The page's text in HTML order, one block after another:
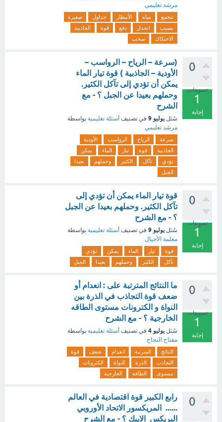
مرشد تعليمي
تتجمع مياه الأمطار جداول
صغيرة
بسبب
انحدار دفع قوة
الجاذبية
الاحتكاك
سحب
0
تصويتات
1
إجابة
(سرعة – الرياح – الرواسب –
الأودية – الجاذبية ) قوة تيار الماء
يمكن أن تؤدي إلى تآكل الكثير.
وحملهم بعيدا عن الجبل ؟ - مع
الشرح
سُئل يوليو 9 في تصنيف أسئلة تعليمية بواسطة
مرشد تعليمي
سرعة الرياح الرواسب
الأودية
الجاذبية
قوة تيار الماء
يمكن
تؤدي
تآكل الكثير وحملهم
بعيدا
الجبل
0
تصويتات
1
إجابة
قوة تيار الماء يمكن أن تؤدي إلى
تآكل الكثير. وحملهم بعيدا عن الجبل
؟ - مع الشرح
سُئل يوليو 9 في تصنيف أسئلة تعليمية بواسطة
معلمة الأجيال
قوة تيار الماء يمكن
تؤدي
تآكل
الكثير وحملهم بعيدا الجبل
0
تصويتات
1
إجابة
ما النتائج المترتبة على : ‏انعدام أو
ضعف قوة التجاذب في الذرة بين
النواة و الكترونات مستوى الطاقه
الخارجية ؟ - مع الشرح
سُئل يوليو 4 في تصنيف أسئلة تعليمية بواسطة
مفتاح النجاح
النتائج المترتبة انعدام ضعف
قوة
التجاذب
الذرة النواة
الكترونات
مستوى
الطاقه الخارجية
0
رابع الكبير قوة اقتصادية في العالم
...... المريكسور الاتحاد الأوروبي
البريكس الايبك ؟ - مع الشرح